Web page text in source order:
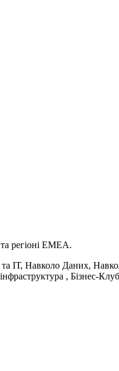
регіоні EMEA.
та ІТ, Навколо Даних,
, Бізнес-